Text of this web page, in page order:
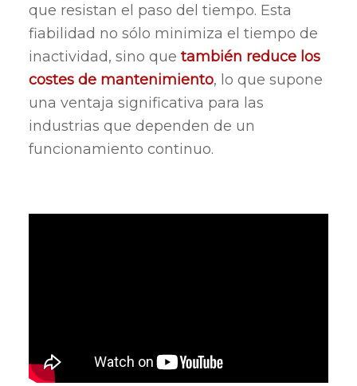
que resistan el paso del tiempo. Esta
fiabilidad no sólo minimiza el tiempo de
inactividad, sino que también reduce los
costes de mantenimiento, lo que supone
una ventaja significativa para las
industrias que dependen de un
funcionamiento continuo.